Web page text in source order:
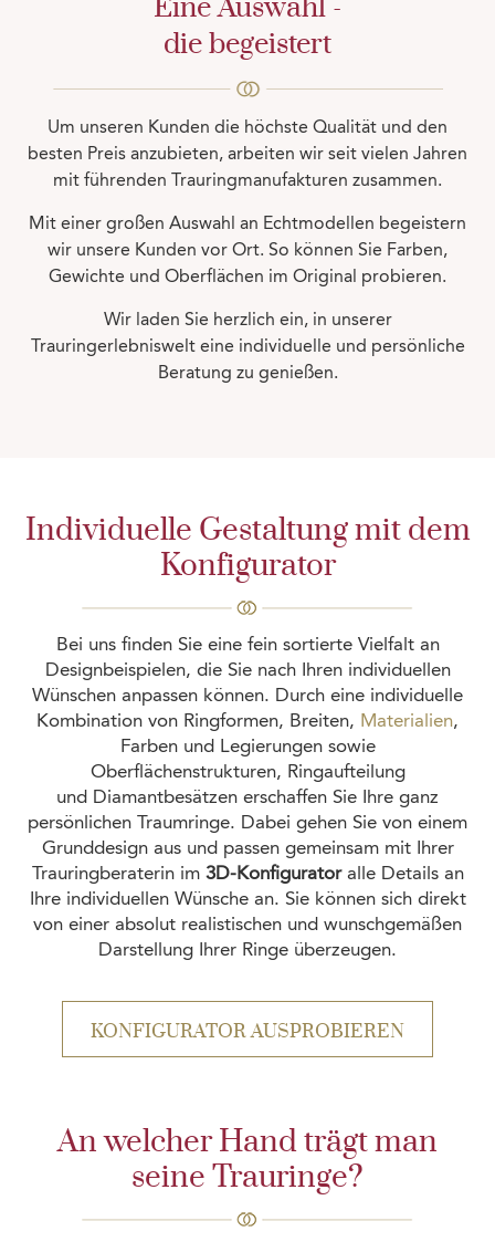
Eine Auswahl -
die begeistert
Um unseren Kunden die höchste Qualität und den
besten Preis anzubieten, arbeiten wir seit vielen Jahren
mit führenden Trauringmanufakturen zusammen.
Mit einer großen Auswahl an Echtmodellen begeistern
wir unsere Kunden vor Ort. So können Sie Farben,
Gewichte und Oberflächen im Original probieren.
Wir laden Sie herzlich ein, in unserer
Trauringerlebniswelt eine individuelle und persönliche
Beratung zu genießen.
Individuelle Gestaltung mit dem
Konfigurator
Bei uns finden Sie eine fein sortierte Vielfalt an
Designbeispielen, die Sie nach Ihren individuellen
Wünschen anpassen können. Durch eine individuelle
Kombination von Ringformen, Breiten, Materialien,
Farben und Legierungen sowie
Oberflächenstrukturen, Ringaufteilung
und Diamantbesätzen erschaffen Sie Ihre ganz
persönlichen Traumringe. Dabei gehen Sie von einem
Grunddesign aus und passen gemeinsam mit Ihrer
Trauringberaterin im 3D-Konfiguratoralle Details an
Ihre individuellen Wünsche an. Sie können sich direkt
von einer absolut realistischen und wunschgemäßen
Darstellung Ihrer Ringe überzeugen.
KONFIGURATOR AUSPROBIEREN
An welcher Hand trägt man
seine Trauringe?